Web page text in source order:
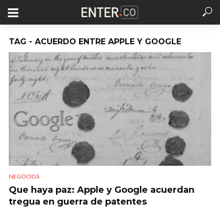
TAG - ACUERDO ENTRE APPLE Y GOOGLE
NEGOCIOS
Que haya paz: Apple y Google acuerdan
tregua en guerra de patentes